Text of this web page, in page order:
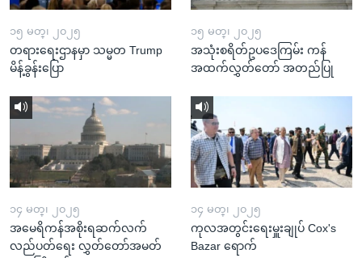
၁၅ မတ္၊ ၂၀၂၅
တရားရေးဌာနမှာ သမ္မတ Trump
မိန့်ခွန်းပြော
၁၅ မတ္၊ ၂၀၂၅
အသုံးစရိတ်ဥပဒေကြမ်း ကန်
အထက်လွှတ်တော် အတည်ပြု
၁၄ မတ္၊ ၂၀၂၅
အမေရိကန်အစိုးရဆက်လက်
လည်ပတ်ရေး လွှတ်တော်အမတ်
၁၄ မတ္၊ ၂၀၂၅
ကုလအတွင်းရေးမှူးချုပ် Cox's
Bazar ရောက်